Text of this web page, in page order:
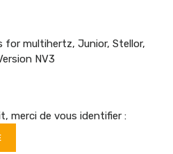
for multihertz, Junior, Stellor,
NV3
merci de vous identifier :